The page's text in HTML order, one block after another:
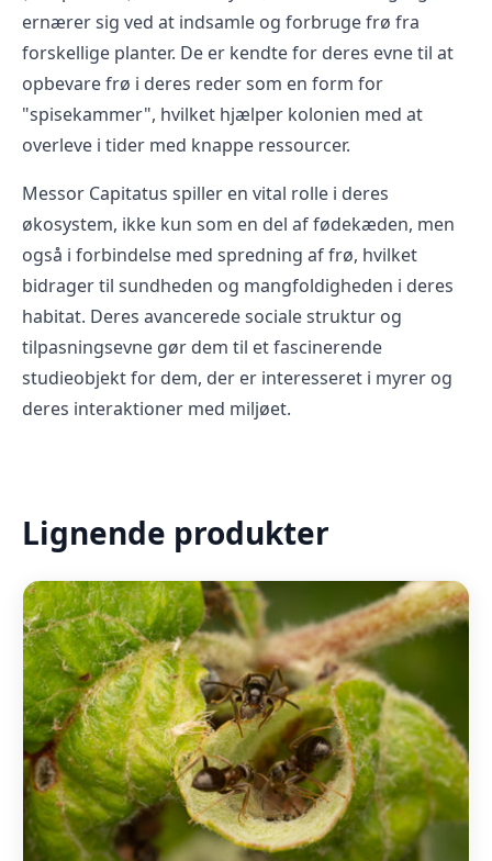
ernærer sig ved at indsamle og forbruge frø fra
forskellige planter. De er kendte for deres evne til at
opbevare frø i deres reder som en form for
"spisekammer", hvilket hjælper kolonien med at
overleve i tider med knappe ressourcer.
Messor Capitatus spiller en vital rolle i deres
økosystem, ikke kun som en del af fødekæden, men
også i forbindelse med spredning af frø, hvilket
bidrager til sundheden og mangfoldigheden i deres
habitat. Deres avancerede sociale struktur og
tilpasningsevne gør dem til et fascinerende
studieobjekt for dem, der er interesseret i myrer og
deres interaktioner med miljøet.
Lignende produkter